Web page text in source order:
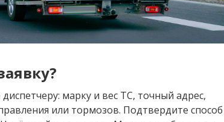
марку и вес ТС, точный адрес,
или тормозов. Подтвердите способ